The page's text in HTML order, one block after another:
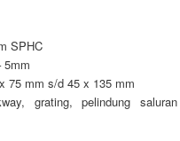
SPHC
5mm
75 mm s/d 45 x 135 mm
grating, pelindung